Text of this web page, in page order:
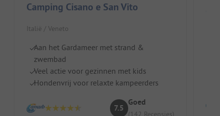
Camping Cisano e San Vito
Italië / Veneto
Aan het Gardameer met strand &
zwembad
Veel actie voor gezinnen met kids
Hondenvrij voor relaxte kampeerders
7.5
Goed
(142 Recensies)